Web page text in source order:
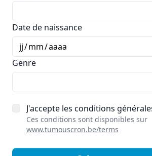
Date de naissance
jj/mm/aaaa
Genre
J'accepte les conditions
Ces conditions sont disponibles sur
www.tumouscron.be/terms